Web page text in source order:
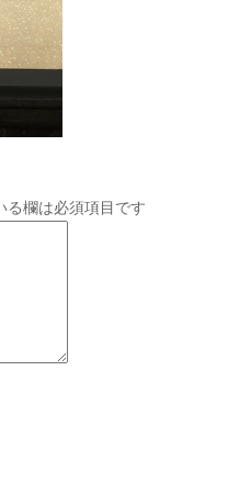
る欄は必須項目です